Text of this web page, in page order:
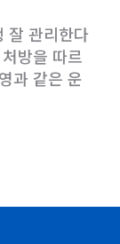
잘 관리한다
처방을 따르
과 같은 운